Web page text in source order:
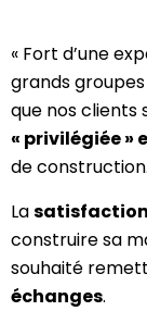
« Fort d’une
grands
que nos clients
« privilégiée »
de construction.
Lasatisfaction
construire sa
souhaité
échanges.